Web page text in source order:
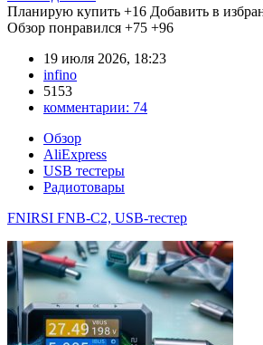
Планирую купить +16 Добавить в
Обзор понравился +75 +96
19 июля 2026, 18:23
infino
5153
комментарии: 74
Обзор
AliExpress
USB тестеры
Радиотовары
FNIRSI FNB-C2, USB-тестер